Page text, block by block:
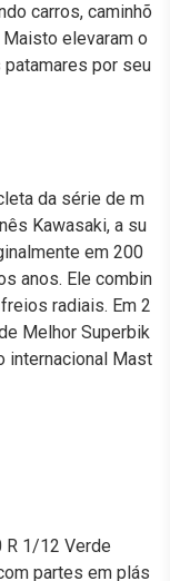
carros, caminhõ
elevaram o
por seu
da série de m
Kawasaki, a su
em 200
anos. Ele combin
radiais. Em 2
Melhor Superbik
internacional Mast
R 1/12 Verde
partes em plás